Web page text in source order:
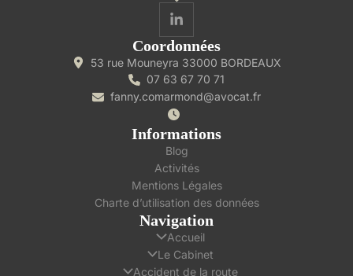
Coordonnées
53 rue Mouneyra 33000 BORDEAUX
07 63 67 70 71
fanny.comarmond@avocat.fr
Informations
Blog
Activités
Mentions Légales
Charte d’utilisation des données
Navigation
Accueil
Le Cabinet
Accident de la route